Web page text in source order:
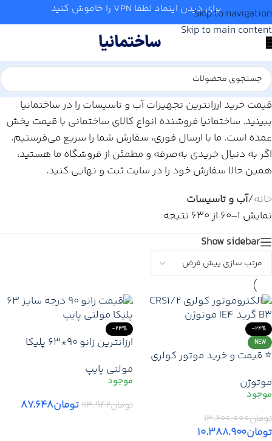
Skip to navigation
Skip to main content
برای دیدن اینماد لطفا VPN را خاموش کنید
قیمت خرید ارزانترین تجهیزات آب و تاسیسات را در ساختمانیا
ببینید. ساختمانیا فروشنده انواع کالای ساختمانی با قیمت پخش
عمده است. ما با ارسال فوری، سفارش شما را سریع می‌فرستیم.
اگر به دنبال خریدی به‌صرفه و مطمئن از فروشگاه ما هستید،
همین حالا سفارش خود را در سایت ثبت و نهایی کنید.
خانه/آب و تاسیسات
نمایش 1–60 از 630 نتیجه
Show sidebar
-24%
NEW
⭐ قیمت و خرید موتور کولری
اصلی
موتوژن
تومان۱۳.۶۰۰.۰۰۰
تومان۱۰.۳۸۸.۹۰۰
-23%
ارزانترین زانو 90*63 پلیکا
تهران کرج دماوند + ارسال
فوری
مولتی پایپ
تومان۱۱۳.۹۴۲تومان۸۷.۶۴۸